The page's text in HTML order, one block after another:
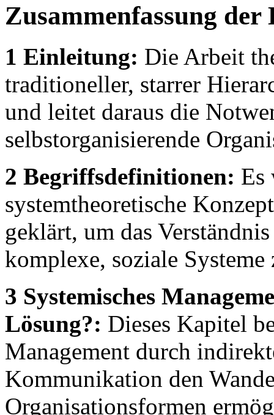
Zusammenfassung der
1 Einleitung: Die Arbeit
traditioneller, starrer
und leitet daraus die
selbstorganisierende
2 Begriffsdefinitionen: Es
systemtheoretische
geklärt, um das
komplexe, soziale Systeme
3 Systemisches
Lösung?: Dieses Kapitel
Management durch
Kommunikation den
Organisationsformen